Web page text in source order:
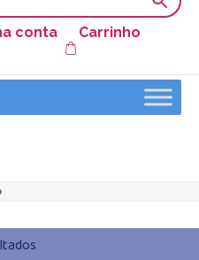
conta Carrinho
Classificado